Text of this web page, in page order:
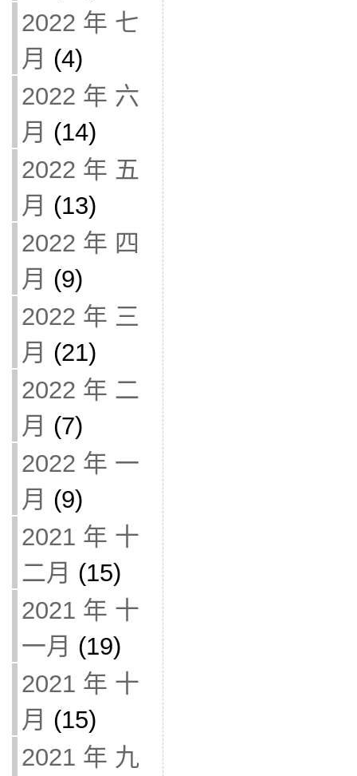
2022 年 七
月 (4)
2022 年 六
月 (14)
2022 年 五
月 (13)
2022 年 四
月 (9)
2022 年 三
月 (21)
2022 年 二
月 (7)
2022 年 一
月 (9)
2021 年 十
二月 (15)
2021 年 十
一月 (19)
2021 年 十
月 (15)
2021 年 九